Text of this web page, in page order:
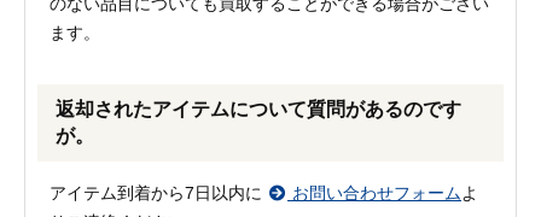
のない品目についても買取することができる場合がござい
ます。
返却されたアイテムについて質問があるのです
が。
アイテム到着から7日以内に お問い合わせフォームよ